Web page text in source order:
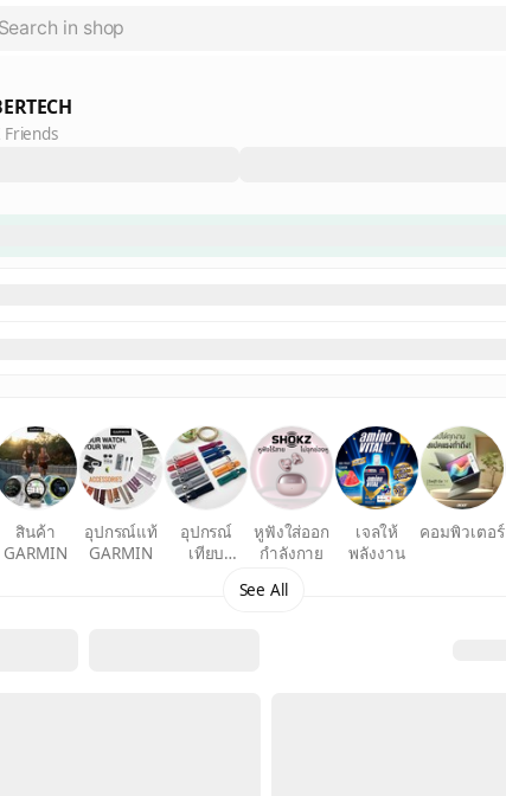
Friends
สินค้า
GARMIN
อุปกรณ์แท้
GARMIN
อุปกรณ์
เทียบ
หูฟังใส่ออก
กำลังกาย
เจลให้
พลังงาน
คอมพิวเตอร์
See All